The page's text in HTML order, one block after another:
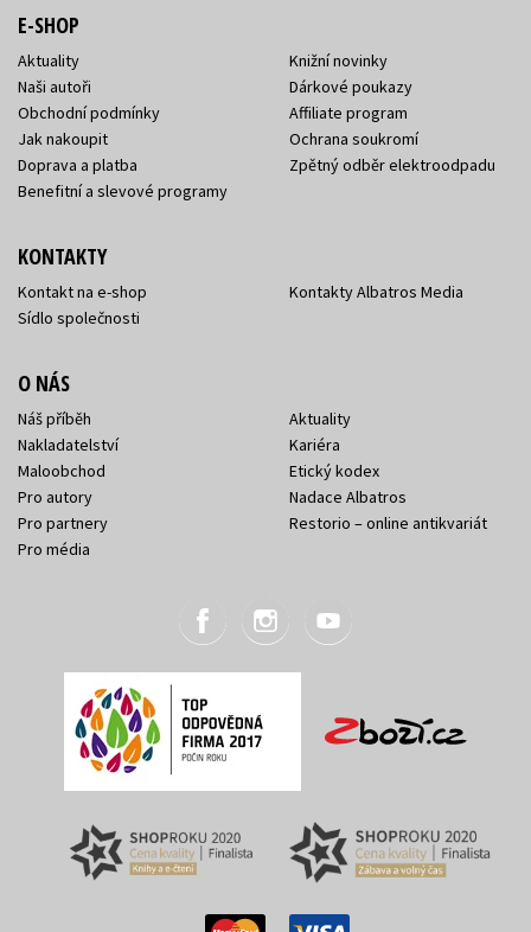
E-SHOP
Aktuality
Naši autoři
Obchodní podmínky
Jak nakoupit
Doprava a platba
Benefitní a slevové programy
Knižní novinky
Dárkové poukazy
Affiliate program
Ochrana soukromí
Zpětný odběr elektroodpadu
KONTAKTY
Kontakt na e-shop
Sídlo společnosti
Kontakty Albatros Media
O NÁS
Náš příběh
Nakladatelství
Maloobchod
Pro autory
Pro partnery
Pro média
Aktuality
Kariéra
Etický kodex
Nadace Albatros
Restorio – online antikvariát